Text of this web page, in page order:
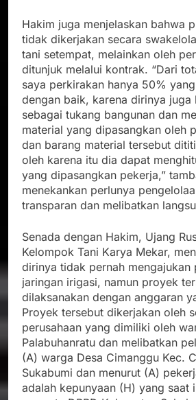
Hakim juga menjelaskan bahwa
tidak dikerjakan secara
tani setempat, melainkan oleh
ditunjuk melalui kontrak. “Dari
saya perkirakan hanya 50%
dengan baik, karena dirinya juga
sebagai tukang bangunan dan
material yang dipasangkan oleh
dan barang material tersebut
oleh karena itu dia dapat
yang dipasangkan pekerja,”
menekankan perlunya
transparan dan melibatkan
Senada dengan Hakim, Ujang
Kelompok Tani Karya Mekar,
dirinya tidak pernah mengajukan
jaringan irigasi, namun proyek
dilaksanakan dengan anggaran
Proyek tersebut dikerjakan oleh
perusahaan yang dimiliki oleh
Palabuhanratu dan melibatkan
(A) warga Desa Cimanggu Kec.
Sukabumi dan menurut (A)
adalah kepunyaan (H) yang saat